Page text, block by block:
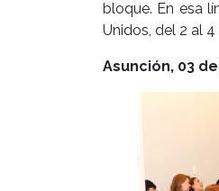
bloque. En esa
Unidos, del 2 al
Asunción, 03